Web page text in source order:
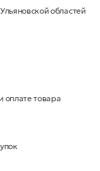
областей
оплате товара